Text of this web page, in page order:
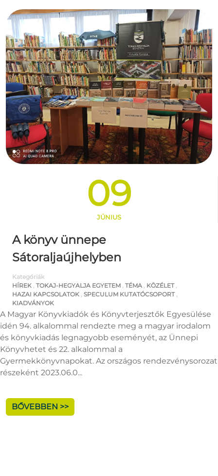
09
JÚNIUS
A könyv ünnepe
Sátoraljaújhelyben
Kategóriák
HÍREK , TOKAJ-HEGYALJA EGYETEM , TÉMA , KÖZÉLET,
HAZAI KAPCSOLATOK , SPECULUM KUTATÓCSOPORT,
KIADVÁNYOK
A Magyar Könyvkiadók és Könyvterjesztők Egyesülése
idén 94. alkalommal rendezte meg a magyar irodalom
és könyvkiadás legnagyobb eseményét, az Ünnepi
Könyvhetet és 22. alkalommal a
Gyermekkönyvnapokat. Az országos rendezvénysorozat
részeként 2023.06.0...
BŐVEBBEN >>